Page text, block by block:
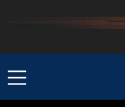
Primary
Menu